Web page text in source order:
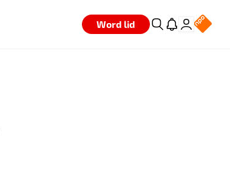
Word lid